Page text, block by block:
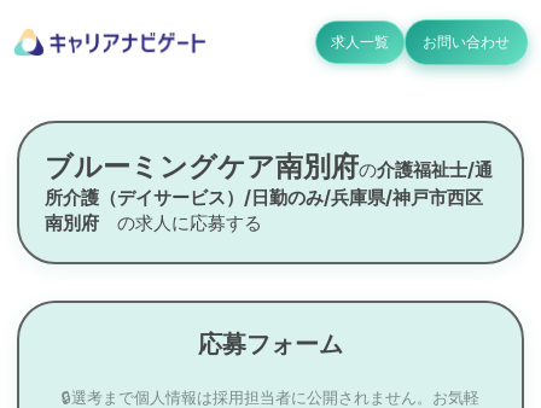
求人一覧 お問い合わせ
ブルーミングケア南別府の介護福祉士/通
所介護（デイサービス）/日勤のみ/兵庫県/神戸市西区
南別府 の求人に応募する
応募フォーム
🔒選考まで個人情報は採用担当者に公開されません。お気軽